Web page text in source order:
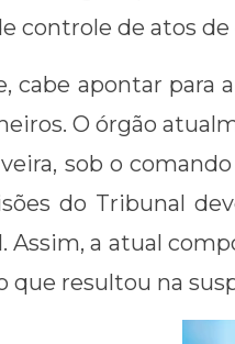
controle de atos de
cabe apontar para
O órgão
sob o
do Tribunal
Assim, a atual
que resultou na